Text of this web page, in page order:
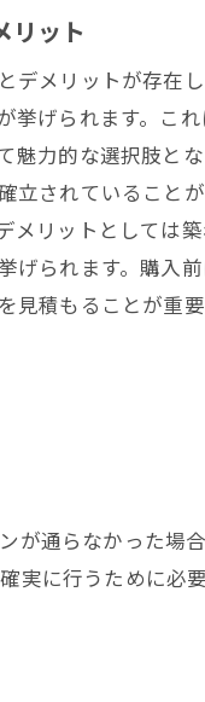
ト
リット
デメリットが存在
挙げられます。こ
魅力的な選択肢と
立されていること
メリットとしては
げられます。購入
積もることが重要
が通らなかった場
実に行うために必